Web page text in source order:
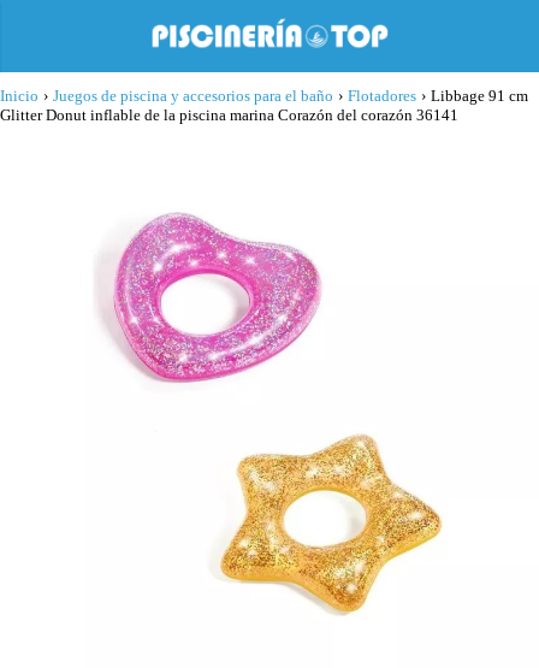
Inicio › Juegos de piscina y accesorios para el baño › Flotadores › Libbage 91 cm
Glitter Donut inflable de la piscina marina Corazón del corazón 36141